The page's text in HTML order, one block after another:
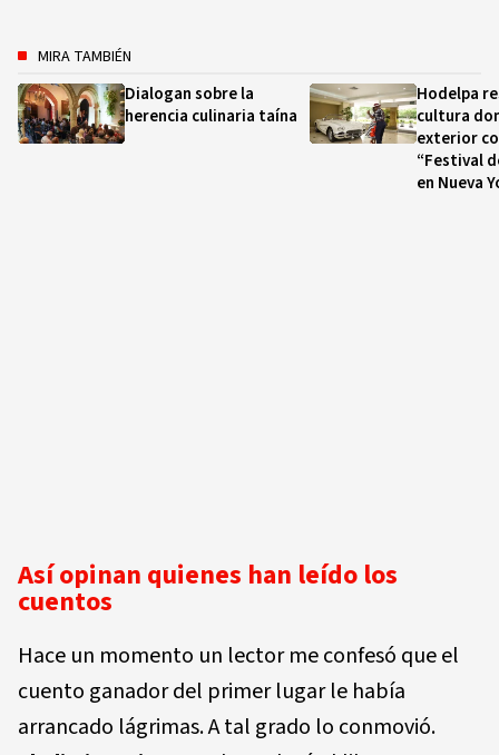
MIRA TAMBIÉN
Dialogan sobre la
herencia culinaria taína
Hodelpa
cultura
exterior
“Festival
en Nueva
Así opinan quienes han leído los
cuentos
Hace un momento un lector me confesó que el
cuento ganador del primer lugar le había
arrancado lágrimas. A tal grado lo conmovió.